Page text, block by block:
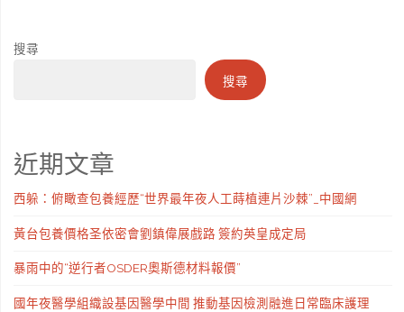
搜尋
搜尋
近期文章
西躲：俯瞰查包養經歷“世界最年夜人工蒔植連片沙棘”_中國網
黃台包養價格圣依密會劉鎮偉展戲路 簽約英皇成定局
暴雨中的“逆行者OSDER奧斯德材料報價”
國年夜醫學組織設基因醫學中間 推動基因檢測融進日常臨床護理